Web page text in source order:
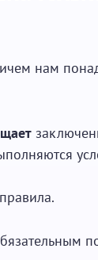
нам